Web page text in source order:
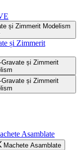
și Zimmerit Modelism
și Zimmerit
Asamblate
Machete Asamblate